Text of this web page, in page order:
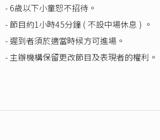
- 6歲以下小童恕不招待。
- 節目約1小時45分鐘 ( 不設中場休息 ) 。
- 遲到者須於適當時候方可進場。
- 主辦機構保留更改節目及表現者的權利。